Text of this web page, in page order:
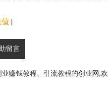
）
留言
赚钱教程、引流教程的创业网,